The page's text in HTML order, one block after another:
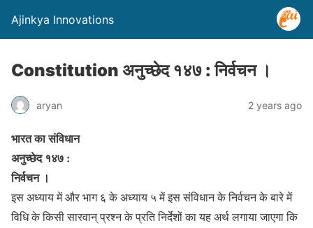
Ajinkya Innovations
Constitution अनुच्छेद १४७ : निर्वचन ।
aryan 2 years ago
भारत का संविधान
अनुच्छेद १४७ :
निर्वचन ।
इस अध्याय में और भाग ६ के अध्याय ५ में इस संविधान के निर्वचन के बारे में
विधि के किसी सारवान् प्रश्न के प्रति निर्देशों का यह अर्थ लगाया जाएगा कि